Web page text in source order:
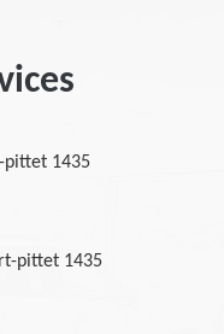
pittet 1435
pittet 1435